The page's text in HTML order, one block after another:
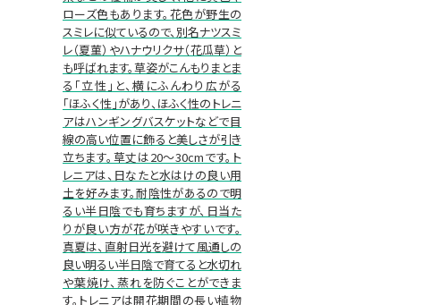
ローズ色もあります。花色が野生の
スミレに似ているので、別名ナツスミ
レ（夏菫）やハナウリクサ（花瓜草）と
も呼ばれます。草姿がこんもりまとま
る「立性」と、横にふんわり広がる
「ほふく性」があり、ほふく性のトレニ
アはハンギングバスケットなどで目
線の高い位置に飾ると美しさが引き
立ちます。草丈は20～30cmです。ト
レニアは、日なたと水はけの良い用
土を好みます。耐陰性があるので明
るい半日陰でも育ちますが、日当た
りが良い方が花が咲きやすいです。
真夏は、直射日光を避けて風通しの
良い明るい半日陰で育てると水切れ
や葉焼け、蒸れを防ぐことができま
す。トレニアは開花期間の長い植物